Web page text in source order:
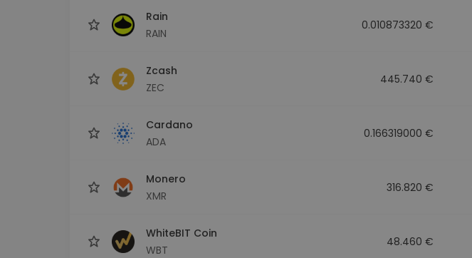
Rain
RAIN
0.010873320 €
Zcash
ZEC
445.740 €
Cardano
ADA
0.166319000 €
Monero
XMR
316.820 €
WhiteBIT Coin
WBT
48.460 €